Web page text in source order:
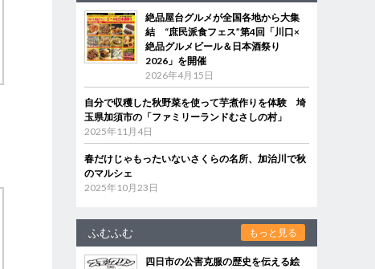
絶品屋台グルメが全国各地から大集
結 “庶民派食フェス”第4回「川口×
絶品グルメビール＆日本酒祭り
2026」を開催
2026年4月15日
自分で収穫した秋野菜を使って芋煮作りを体験 埼
玉県加須市の「ファミリーランドむさしの村」
2025年11月4日
春だけじゃもったいないさくらの名所、加治川で秋
のマルシェ
2025年10月23日
ふむふむ もっと見る
四日市の公害克服の歴史を伝える絵